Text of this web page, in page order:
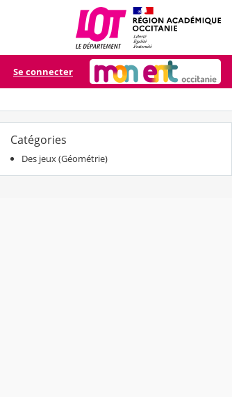
Se connecter
Catégories
Des jeux (Géométrie)